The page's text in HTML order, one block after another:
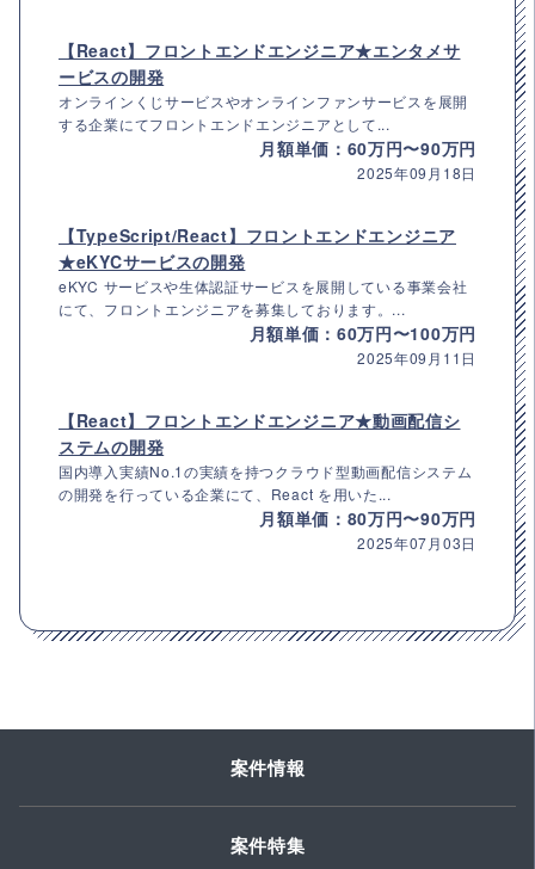
【React】フロントエンドエンジニア★エンタメサ
ービスの開発
オンラインくじサービスやオンラインファンサービスを展開
する企業にてフロントエンドエンジニアとして...
月額単価：60万円〜90万円
2025年09月18日
【TypeScript/React】フロントエンドエンジニア
★eKYCサービスの開発
eKYC サービスや生体認証サービスを展開している事業会社
にて、フロントエンジニアを募集しております。...
月額単価：60万円〜100万円
2025年09月11日
【React】フロントエンドエンジニア★動画配信シ
ステムの開発
国内導入実績No.1の実績を持つクラウド型動画配信システム
の開発を行っている企業にて、React を用いた...
月額単価：80万円〜90万円
2025年07月03日
案件情報
案件特集